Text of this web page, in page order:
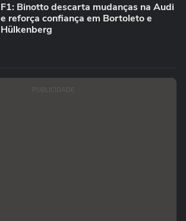
F1: Binotto descarta mudanças na Audi
e reforça confiança em Bortoleto e
Hülkenberg
PUBLICIDADE